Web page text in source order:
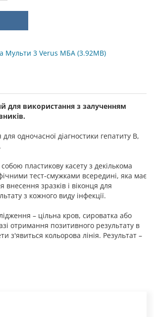
Мульти 3 Verus МБА (3.92MB)
для використання з залученням
для одночасної діагностики гепатиту В,
пластикову касету з декількома
тест-смужками всередині, яка має
внесення зразків і віконця для
з кожного виду інфекції.
– цільна кров, сироватка або
отримання позитивного результату в
з'явиться кольорова лінія. Результат –